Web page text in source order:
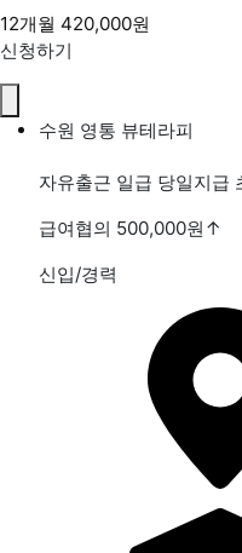
12개월 420,000원
신청하기
수원 영통 뷰테라피
급여협의 500,000원 ↑
신입/경력